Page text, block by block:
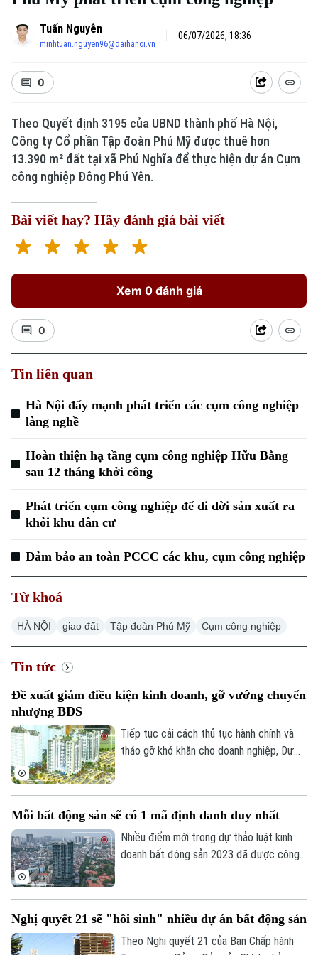
Xu hướng
Tuấn Nguyễn
minhtuan.nguyen96@daihanoi.vn
06/07/2026, 18:36
0
Theo Quyết định 3195 của UBND thành phố Hà Nội,
Công ty Cổ phần Tập đoàn Phú Mỹ được thuê hơn
13.390 m² đất tại xã Phú Nghĩa để thực hiện dự án Cụm
công nghiệp Đông Phú Yên.
Bài viết hay? Hãy đánh giá bài viết
Xem 0 đánh giá
0
Tin liên quan
Hà Nội đẩy mạnh phát triển các cụm công nghiệp
làng nghề
Hoàn thiện hạ tầng cụm công nghiệp Hữu Bằng
sau 12 tháng khởi công
Phát triển cụm công nghiệp để di dời sản xuất ra
khỏi khu dân cư
Đảm bảo an toàn PCCC các khu, cụm công nghiệp
Từ khoá
HÀ NỘI giao đất Tập đoàn Phú Mỹ Cụm công nghiệp
Tin tức
Đề xuất giảm điều kiện kinh doanh, gỡ vướng chuyển
nhượng BĐS
Tiếp tục cải cách thủ tục hành chính và
tháo gỡ khó khăn cho doanh nghiệp, Dự
nhượng dự án.
Mỗi bất động sản sẽ có 1 mã định danh duy nhất
Nhiều điểm mới trong dự thảo luật kinh
doanh bất động sản 2023 đã được công
động sản sẽ được bổ sung vào điều
khoản của Luật lần này, đảm bảo mỗi bất
Nghị quyết 21 sẽ "hồi sinh" nhiều dự án bất động sản
Theo Nghị quyết 21 của Ban Chấp hành